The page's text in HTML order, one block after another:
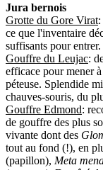
Jura bernois
Grotte du Gore Virat
ce que l'inventaire
suffisants pour entrer.
Gouffre du Leujac:
efficace pour mener
péteuse. Splendide
chauves-souris, du
Gouffre Edmond:
de gouffre des plus
vivante dont des
tout au fond (!), en
(papillon), Meta